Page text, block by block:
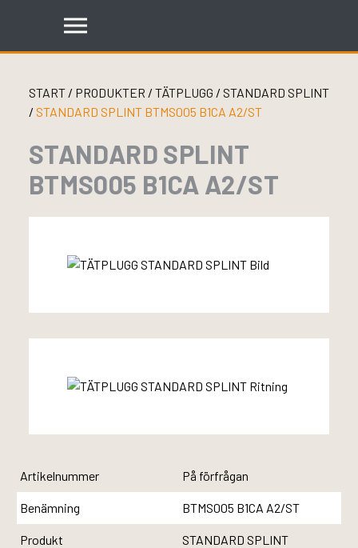
START/ PRODUKTER / TÄTPLUGG / STANDARD SPLINT
/ STANDARD SPLINT BTMS005 B1CA A2/ST
STANDARD SPLINT
BTMS005 B1CA A2/ST
Artikelnummer På förfrågan
Benämning BTMS005 B1CA A2/ST
Produkt STANDARD SPLINT